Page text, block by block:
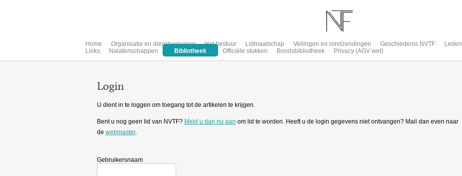
Home Organisatie en dienstverlening Het bestuur Lidmaatschap Veilingen en rondzendingen Geschiedenis NVTF Leden
Links
Nalatenschappen Bibliotheek Officiële stukken Bondsbibliotheek Privacy (AGV wet)
Login
U dient in te loggen om toegang tot de artikelen te krijgen.
Bent u nog geen lid van NVTF? Meld u dan nu aan om lid te worden. Heeft u de login gegevens niet ontvangen? Mail dan even naar
de webmaster.
Gebruikersnaam